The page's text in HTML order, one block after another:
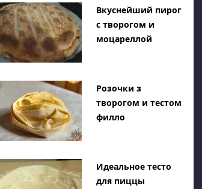
Вкуснейший пирог
с творогом и
моцареллой
Розочки з
творогом и тестом
филло
Идеальное тесто
для пиццы